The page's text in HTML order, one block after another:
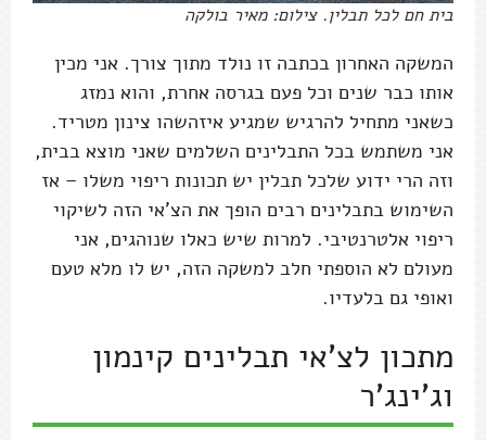
בית חם לכל תבלין. צילום: מאיר בולקה
המשקה האחרון בכתבה זו נולד מתוך צורך. אני מכין
אותו כבר שנים וכל פעם בגרסה אחרת, והוא נמזג
כשאני מתחיל להרגיש שמגיע איזהשהו צינון מטריד.
אני משתמש בכל התבלינים השלמים שאני מוצא בבית,
וזה הרי ידוע שלכל תבלין יש תכונות ריפוי משלו – אז
השימוש בתבלינים רבים הופך את הצ'אי הזה לשיקוי
ריפוי אלטרנטיבי. למרות שיש כאלו שנוהגים, אני
מעולם לא הוספתי חלב למשקה הזה, יש לו מלא טעם
ואופי גם בלעדיו.
מתכון לצ'אי תבלינים קינמון
וג'ינג'ר